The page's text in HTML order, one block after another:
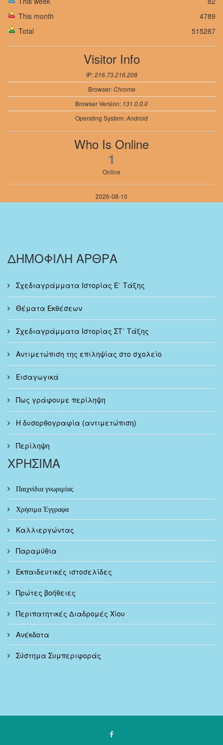
This month
4789
Total
515287
Visitor Info
IP:216.73.216.208
Browser:Chrome
Browser Version: 131.0.0.0
Operating System:Android
Who Is Online
1
Online
2026-08-10
ΔΗΜΟΦΙΛΗ ΑΡΘΡΑ
Σχεδιαγράμματα Ιστορίας Ε΄ Τάξης
Θέματα Εκθέσεων
Σχεδιαγράμματα Ιστορίας ΣΤ΄ Τάξης
Αντιμετώπιση της επιληψίας στο σχολείο
Εισαγωγικά
Πως γράφουμε περίληψη
Η δυσορθογραφία (αντιμετώπιση)
Περίληψη
ΧΡΗΣΙΜΑ
Παιχνίδια γνωριμίας
Χρήσιμα Έγγραφα
Καλλιεργώντας
Παραμύθια
Εκπαιδευτικές ιστοσελίδες
Πρώτες βοήθειες
Περιπατητικές Διαδρομές Χίου
Ανέκδοτα
Σύστημα Συμπεριφοράς